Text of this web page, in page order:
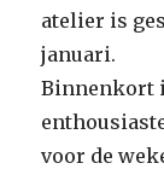
atelier is
januari.
Binnenkort
voor de